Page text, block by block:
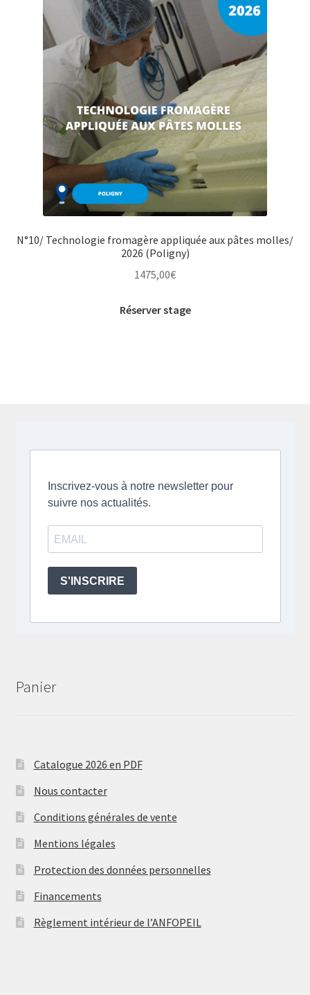
N°10/ Technologie fromagère appliquée aux pâtes molles/
2026 (Poligny)
1475,00€
Réserver stage
Panier
Catalogue 2026 en PDF
Nous contacter
Conditions générales de vente
Mentions légales
Protection des données personnelles
Financements
Règlement intérieur de l’ANFOPEIL